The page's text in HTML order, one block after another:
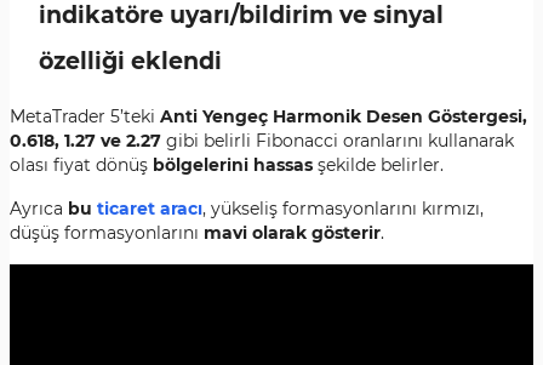
indikatöre uyarı/bildirim ve sinyal
özelliği eklendi
MetaTrader 5’teki Anti Yengeç Harmonik Desen Göstergesi,
0.618, 1.27 ve 2.27 gibi belirli Fibonacci oranlarını kullanarak
olası fiyat dönüş bölgelerini hassas şekilde belirler.
Ayrıca bu ticaret aracı, yükseliş formasyonlarını kırmızı,
düşüş formasyonlarını mavi olarak gösterir.